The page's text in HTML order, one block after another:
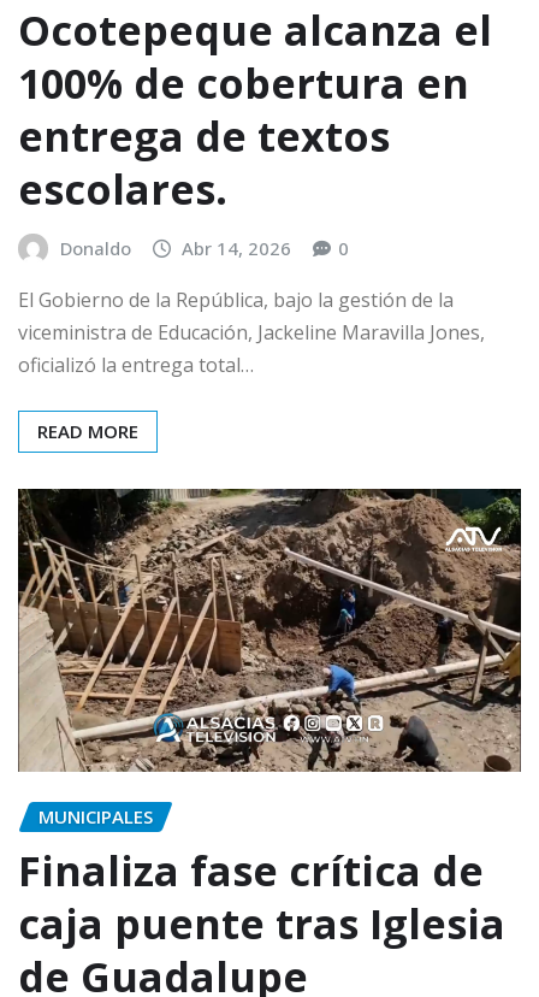
Ocotepeque alcanza el
100% de cobertura en
entrega de textos
escolares.
Donaldo Abr 14, 2026 0
El Gobierno de la República, bajo la gestión de la
viceministra de Educación, Jackeline Maravilla Jones,
oficializó la entrega total…
READ MORE
MUNICIPALES
Finaliza fase crítica de
caja puente tras Iglesia
de Guadalupe